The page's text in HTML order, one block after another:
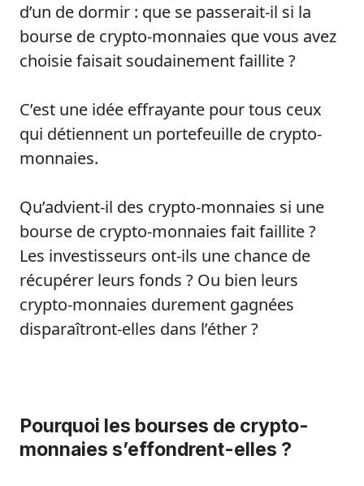
d’un de dormir : que se passerait-il si la
bourse de crypto-monnaies que vous avez
choisie faisait soudainement faillite ?
C’est une idée effrayante pour tous ceux
qui détiennent un portefeuille de crypto-
monnaies.
Qu’advient-il des crypto-monnaies si une
bourse de crypto-monnaies fait faillite ?
Les investisseurs ont-ils une chance de
récupérer leurs fonds ? Ou bien leurs
crypto-monnaies durement gagnées
disparaîtront-elles dans l’éther ?
Pourquoi les bourses de crypto-
monnaies s’effondrent-elles ?